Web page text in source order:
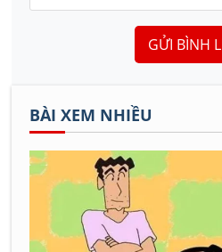
GỬI BÌNH
BÀI XEM NHIỀU